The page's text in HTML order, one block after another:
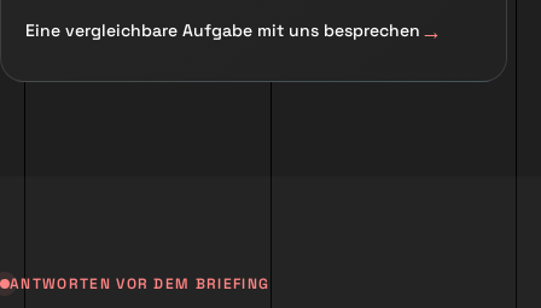
Eine vergleichbare Aufgabe mit uns besprechen
ANTWORTEN VOR DEM BRIEFING